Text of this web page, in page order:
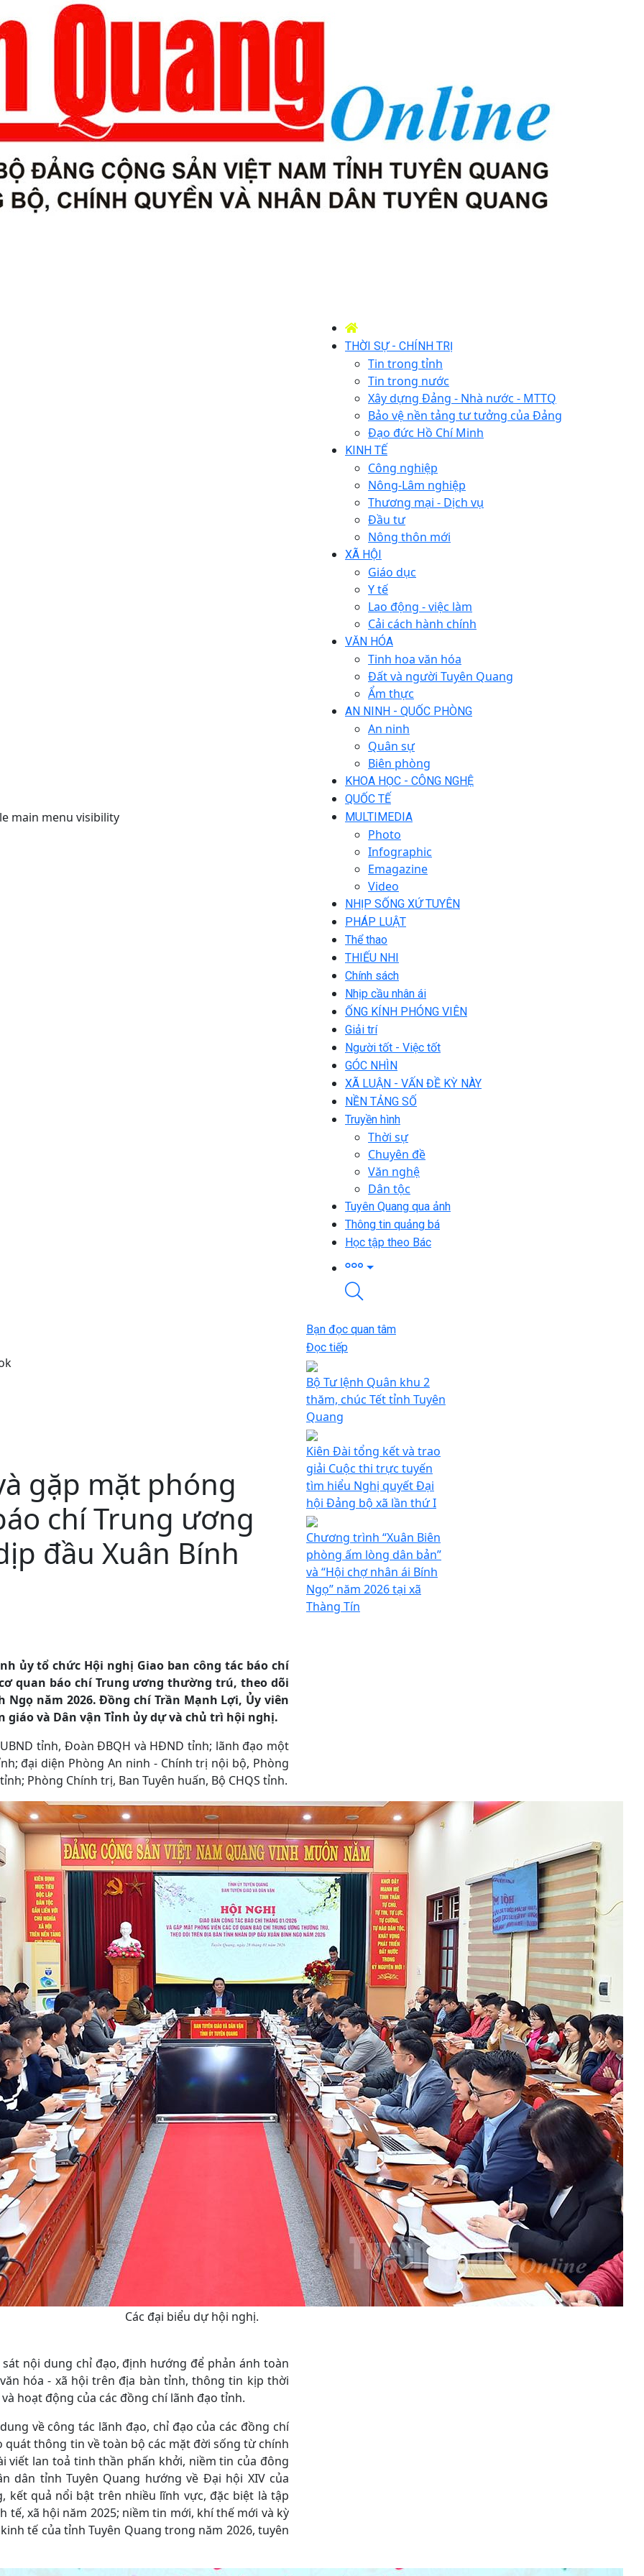
main menu visibility
THỜI SỰ - CHÍNH TRỊ
Tin trong tỉnh
Tin trong nước
Xây dựng Đảng - Nhà nước - MTTQ
Bảo vệ nền tảng tư tưởng của Đảng
Đạo đức Hồ Chí Minh
KINH TẾ
Công nghiệp
Nông-Lâm nghiệp
Thương mại - Dịch vụ
Đầu tư
Nông thôn mới
XÃ HỘI
Giáo dục
Y tế
Lao động - việc làm
Cải cách hành chính
VĂN HÓA
Tinh hoa văn hóa
Đất và người Tuyên Quang
Ẩm thực
AN NINH - QUỐC PHÒNG
An ninh
Quân sự
Biên phòng
KHOA HỌC - CÔNG NGHỆ
QUỐC TẾ
MULTIMEDIA
Photo
Infographic
Emagazine
Video
NHỊP SỐNG XỨ TUYÊN
PHÁP LUẬT
Thể thao
THIẾU NHI
Chính sách
Nhịp cầu nhân ái
ỐNG KÍNH PHÓNG VIÊN
Giải trí
Người tốt - Việc tốt
GÓC NHÌN
XÃ LUẬN - VẤN ĐỀ KỲ NÀY
NỀN TẢNG SỐ
Truyền hình
Thời sự
Chuyên đề
Văn nghệ
Dân tộc
Tuyên Quang qua ảnh
Thông tin quảng bá
Học tập theo Bác
gặp mặt phóng
chí Trung ương
đầu Xuân Bính
ủy tổ chức Hội nghị Giao ban công tác báo chí
quan báo chí Trung ương thường trú, theo dõi
năm 2026. Đồng chí Trần Mạnh Lợi, Ủy viên
giáo và Dân vận Tỉnh ủy dự và chủ trì hội nghị.
tỉnh, Đoàn ĐBQH và HĐND tỉnh; lãnh đạo một
đại diện Phòng An ninh - Chính trị nội bộ, Phòng
Phòng Chính trị, Ban Tuyên huấn, Bộ CHQS tỉnh.
Các đại biểu dự hội nghị.
nội dung chỉ đạo, định hướng để phản ánh toàn
hóa - xã hội trên địa bàn tỉnh, thông tin kịp thời
hoạt động của các đồng chí lãnh đạo tỉnh.
về công tác lãnh đạo, chỉ đạo của các đồng chí
thông tin về toàn bộ các mặt đời sống từ chính
viết lan toả tinh thần phấn khởi, niềm tin của đông
dân tỉnh Tuyên Quang hướng về Đại hội XIV của
quả nổi bật trên nhiều lĩnh vực, đặc biệt là tập
xã hội năm 2025; niềm tin mới, khí thế mới và kỳ
tế của tỉnh Tuyên Quang trong năm 2026, tuyên
Bạn đọc quan tâm
Đọc tiếp
Bộ Tư lệnh Quân khu 2
thăm, chúc Tết tỉnh Tuyên
Quang
Kiên Đài tổng kết và trao
giải Cuộc thi trực tuyến
tìm hiểu Nghị quyết Đại
hội Đảng bộ xã lần thứ I
Chương trình “Xuân Biên
phòng ấm lòng dân bản”
và “Hội chợ nhân ái Bính
Ngọ” năm 2026 tại xã
Thàng Tín